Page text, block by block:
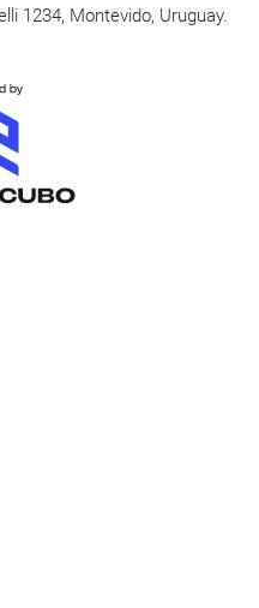
1234, Montevido, Uruguay.